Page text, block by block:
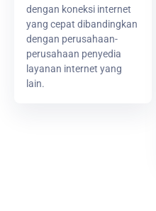
dengan koneksi internet
yang cepat dibandingkan
dengan perusahaan-
perusahaan penyedia
layanan internet yang
lain.